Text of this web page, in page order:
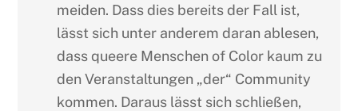
meiden. Dass dies bereits der Fall ist,
lässt sich unter anderem daran ablesen,
dass queere Menschen of Color kaum zu
den Veranstaltungen „der“ Community
kommen. Daraus lässt sich schließen,